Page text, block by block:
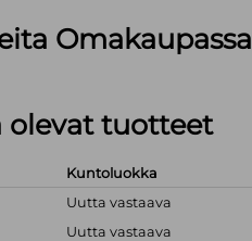
Omakaupassa
olevat tuotteet
Kuntoluokka
Uutta vastaava
Uutta vastaava